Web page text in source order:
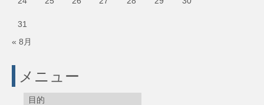
31
« 8月
メニュー
目的